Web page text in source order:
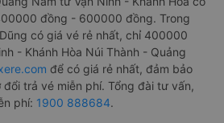
đồng - 600000 đồng. Trong
có giá vé rẻ nhất, chỉ 400000
- Khánh Hòa Núi Thành - Quảng
để có giá rẻ nhất, đảm bảo
trả vé miễn phí. Tổng đài tư vấn,
phí: 1900 888684.